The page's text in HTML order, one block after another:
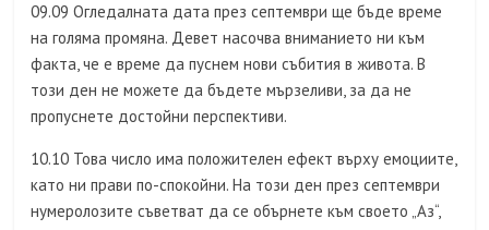
09.09 Огледалната дата през септември ще бъде време
на голяма промяна. Девет насочва вниманието ни към
факта, че е време да пуснем нови събития в живота. В
този ден не можете да бъдете мързеливи, за да не
пропуснете достойни перспективи.
10.10 Това число има положителен ефект върху емоциите,
като ни прави по-спокойни. На този ден през септември
нумеролозите съветват да се обърнете към своето „Аз“,